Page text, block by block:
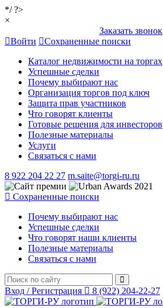
*/ ?>
×
Заказать звонок
Войти
Сохраненные поиски
Каталог недвижимости на торгах
Успешные сделки
Почему выбирают нас
Организация торгов под ключ
Защита прав участников
Что говорят клиенты
Готовые решения для инвесторов
Полезные материалы
Услуги
Связаться с нами
8 922 204 22 27 m.saite@torgi-ru.ru
Сохраненные поиски
Почему выбирают нас
Успешные сделки
Что говорят наши клиенты
Полезные материалы
Связаться с нами
Вход / Регистрация 8 (922) 204-22-27